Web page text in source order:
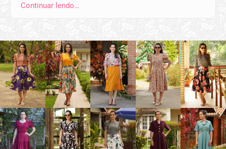
Continuar lendo…